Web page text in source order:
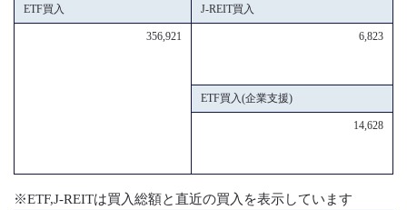
ETF買入 J-REIT買入
356,921 6,823
ETF買入(企業支援)
14,628
※ETF,J-REITは買入総額と直近の買入を表示しています